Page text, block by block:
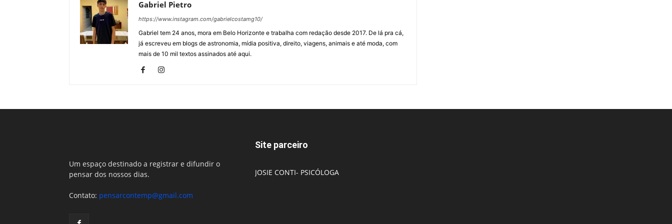
Gabriel Pietro
https://www.instagram.com/gabrielcostamg10/
Gabriel tem 24 anos, mora em Belo Horizonte e trabalha com redação desde 2017. De lá pra cá,
já escreveu em blogs de astronomia, mídia positiva, direito, viagens, animais e até moda, com
mais de 10 mil textos assinados até aqui.
Um espaço destinado a registrar e difundir o
pensar dos nossos dias.
Contato: pensarcontemp@gmail.com
Site parceiro
JOSIE CONTI- PSICÓLOGA